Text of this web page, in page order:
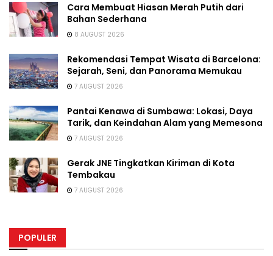
Cara Membuat Hiasan Merah Putih dari
Bahan Sederhana
8 AUGUST 2026
Rekomendasi Tempat Wisata di Barcelona:
Sejarah, Seni, dan Panorama Memukau
7 AUGUST 2026
Pantai Kenawa di Sumbawa: Lokasi, Daya
Tarik, dan Keindahan Alam yang Memesona
7 AUGUST 2026
Gerak JNE Tingkatkan Kiriman di Kota
Tembakau
7 AUGUST 2026
POPULER